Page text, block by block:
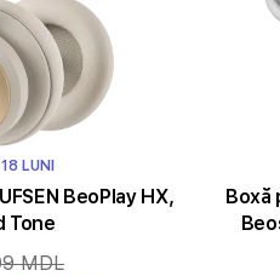
LUNI
BeoPlay HX,
Tone
MDL
Boxă